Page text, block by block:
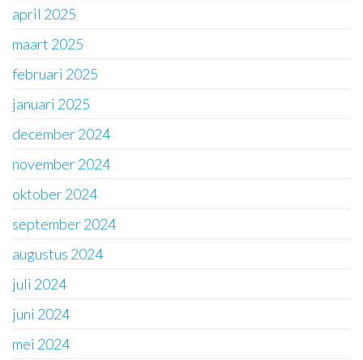
april 2025
maart 2025
februari 2025
januari 2025
december 2024
november 2024
oktober 2024
september 2024
augustus 2024
juli 2024
juni 2024
mei 2024